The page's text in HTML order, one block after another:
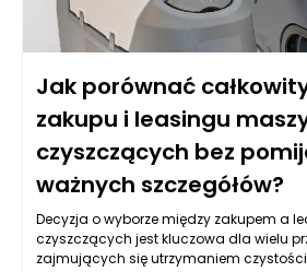
Jak porównać
zakupu i leasingu
czyszczących bez
ważnych szczegółów?
Decyzja o wyborze między zakupem a
czyszczących jest kluczowa dla wielu
zajmujących się utrzymaniem